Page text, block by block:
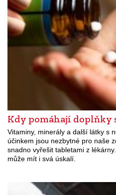
Kdy pomáhají doplňky
Vitaminy, minerály a další látky s
účinkem jsou nezbytné pro naše
snadno vyřešit tabletami z
může mít i svá úskalí.